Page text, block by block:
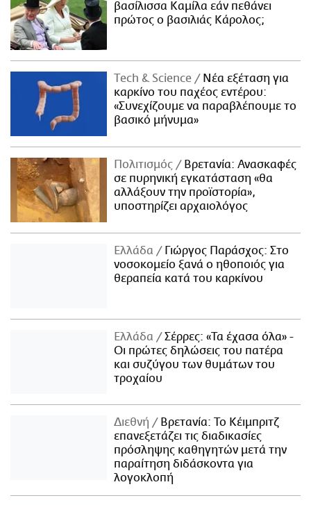
βασίλισσα Καμίλα εάν πεθάνει
πρώτος ο βασιλιάς Κάρολος;
Τech & Science
Νέα εξέταση για
καρκίνο του παχέος εντέρου:
«Συνεχίζουμε να παραβλέπουμε το
βασικό μήνυμα»
Πολιτισμός
Βρετανία: Ανασκαφές
σε πυρηνική εγκατάσταση «θα
αλλάξουν την προϊστορία»,
υποστηρίζει αρχαιολόγος
Ελλάδα
Γιώργος Παράσχος: Στο
νοσοκομείο ξανά ο ηθοποιός για
θεραπεία κατά του καρκίνου
Ελλάδα
Σέρρες: «Τα έχασα όλα» -
Οι πρώτες δηλώσεις του πατέρα
και συζύγου των θυμάτων του
τροχαίου
Διεθνή
Βρετανία: Το Κέιμπριτζ
επανεξετάζει τις διαδικασίες
πρόσληψης καθηγητών μετά την
παραίτηση διδάσκοντα για
λογοκλοπή